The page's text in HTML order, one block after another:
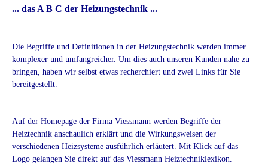
... das A B C der Heizungstechnik ...
Die Begriffe und Definitionen in der Heizungstechnik werden immer
komplexer und umfangreicher. Um dies auch unseren Kunden nahe zu
bringen, haben wir selbst etwas recherchiert und zwei Links für Sie
bereitgestellt.
Auf der Homepage der Firma Viessmann werden Begriffe der
Heiztechnik anschaulich erklärt und die Wirkungsweisen der
verschiedenen Heizsysteme ausführlich erläutert. Mit Klick auf das
Logo gelangen Sie direkt auf das Viessmann Heiztechniklexikon.